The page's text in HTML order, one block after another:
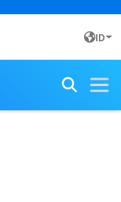
ID